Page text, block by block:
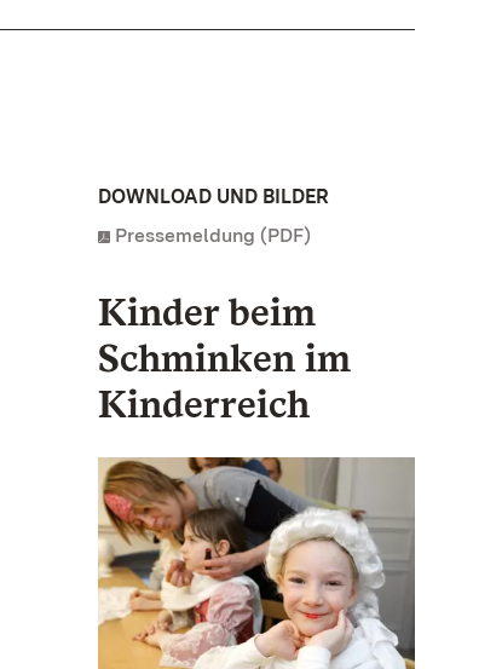
DOWNLOAD UND BILDER
Pressemeldung (PDF)
Kinder beim
Schminken im
Kinderreich